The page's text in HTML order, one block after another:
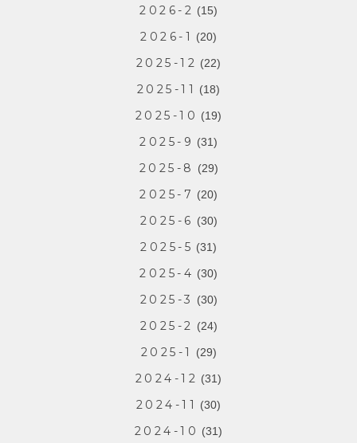
2026-2 (15)
2026-1 (20)
2025-12 (22)
2025-11 (18)
2025-10 (19)
2025-9 (31)
2025-8 (29)
2025-7 (20)
2025-6 (30)
2025-5 (31)
2025-4 (30)
2025-3 (30)
2025-2 (24)
2025-1 (29)
2024-12 (31)
2024-11 (30)
2024-10 (31)